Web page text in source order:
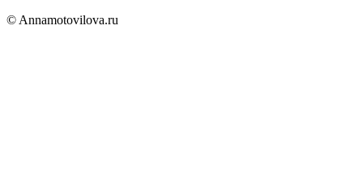
© Annamotovilova.ru